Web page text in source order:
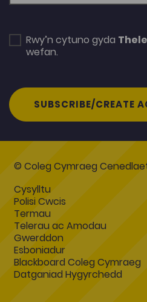
Rwy’n cytuno gyda
wefan.
SUBSCRIBE/CREATE
© Coleg Cymraeg
Cysylltu
Polisi Cwcis
Termau
Telerau ac Amodau
Gwerddon
Esboniadur
Blackboard Coleg Cymraeg
Datganiad Hygyrchedd